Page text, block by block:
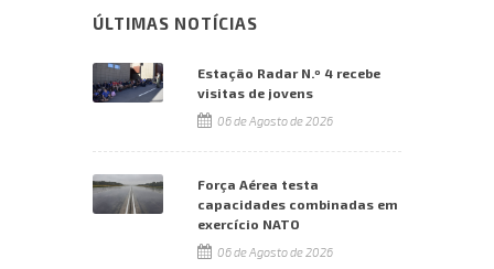
ÚLTIMAS NOTÍCIAS
Estação Radar N.º 4 recebe
visitas de jovens
06 de Agosto de 2026
Força Aérea testa
capacidades combinadas em
exercício NATO
06 de Agosto de 2026